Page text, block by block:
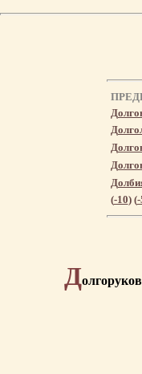
(-10) (-
Д